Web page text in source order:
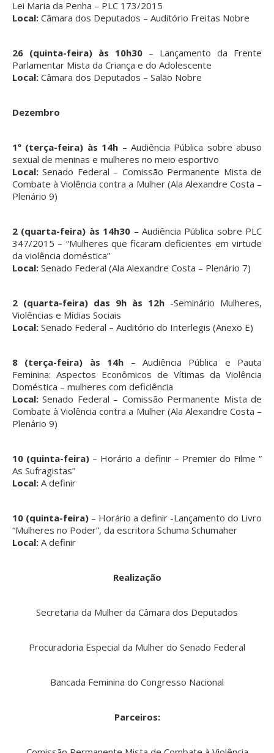
Lei Maria da Penha – PLC 173/2015
Local: Câmara dos Deputados – Auditório Freitas Nobre
26 (quinta-feira) às 10h30 – Lançamento da Frente
Parlamentar Mista da Criança e do Adolescente
Local: Câmara dos Deputados – Salão Nobre
Dezembro
1º (terça-feira) às 14h – Audiência Pública sobre abuso
sexual de meninas e mulheres no meio esportivo
Local: Senado Federal – Comissão Permanente Mista de
Combate à Violência contra a Mulher (Ala Alexandre Costa –
Plenário 9)
2 (quarta-feira) às 14h30 – Audiência Pública sobre PLC
347/2015 – “Mulheres que ficaram deficientes em virtude
da violência doméstica”
Local: Senado Federal (Ala Alexandre Costa – Plenário 7)
2 (quarta-feira) das 9h às 12h -Seminário Mulheres,
Violências e Mídias Sociais
Local: Senado Federal – Auditório do Interlegis (Anexo E)
8 (terça-feira) às 14h – Audiência Pública e Pauta
Feminina: Aspectos Econômicos de Vítimas da Violência
Doméstica – mulheres com deficiência
Local:Senado Federal – Comissão Permanente Mista de
Combate à Violência contra a Mulher (Ala Alexandre Costa –
Plenário 9)
10 (quinta-feira) – Horário a definir – Premier do Filme “
As Sufragistas”
Local: A definir
10 (quinta-feira) – Horário a definir -Lançamento do Livro
“Mulheres no Poder”, da escritora Schuma Schumaher
Local: A definir
Realização
Secretaria da Mulher da Câmara dos Deputados
Procuradoria Especial da Mulher do Senado Federal
Bancada Feminina do Congresso Nacional
Parceiros: